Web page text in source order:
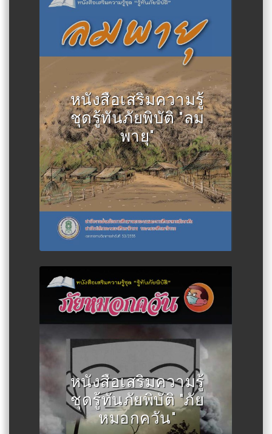
หนังสือเสริมความรู้
ชุดรู้ทันภัยพิบัติ "ลม
พายุ"
Author :สำนักงานส่งเสริมการ
ศึกษานอกระบบและการศึกษาตาม
อัธยาศัย
หนังสือเสริมความรู้
ชุดรู้ทันภัยพิบัติ "ภัย
หมอกควัน"
Author :สำนักงานส่งเสริมการ
ศึกษานอกระบบและการศึกษาตาม
อัธยาศัย